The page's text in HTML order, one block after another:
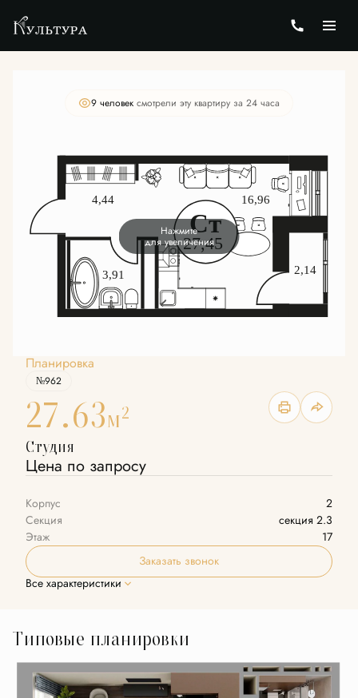
Студия27.63 м Цена по запросу
9 человек смотрели эту квартиру за 24 часа
Нажмите
для увеличения
Планировка
№962
27.63м2
Студия
Цена по запросу
Корпус
2
Секция
секция 2.3
Этаж
17
Заказать звонок
Все характеристики
Типовые планировки